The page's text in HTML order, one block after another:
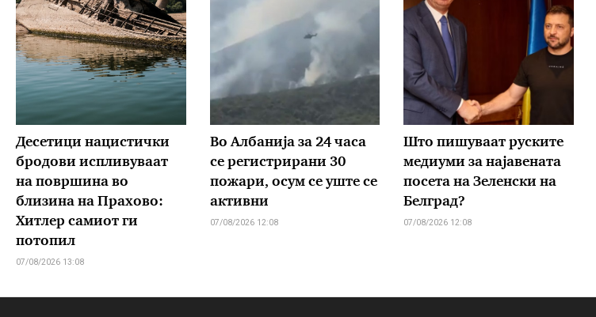
Десетици нацистички
бродови испливуваат
на површина во
близина на Прахово:
Хитлер самиот ги
потопил
07/08/2026 13:08
Во Албанија за 24 часа
се регистрирани 30
пожари, осум се уште се
активни
07/08/2026 12:08
Што пишуваат руските
медиуми за најавената
посета на Зеленски на
Белград?
07/08/2026 12:08